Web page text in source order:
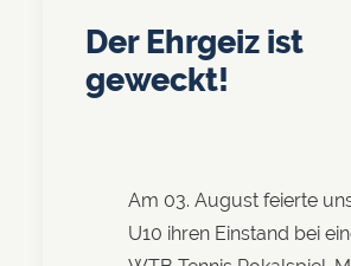
Der Ehrgeiz ist
geweckt!
Am 03. August feierte
U10 ihren Einstand bei